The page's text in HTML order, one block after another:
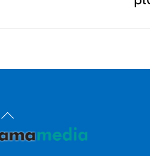
Back
To